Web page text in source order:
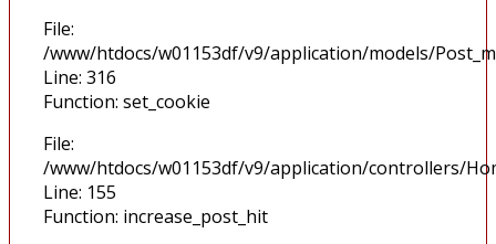
File:
/www/htdocs/w01153df/v9/application/models/
Line: 316
Function: set_cookie
File:
/www/htdocs/w01153df/v9/application/controllers/
Line: 155
Function: increase_post_hit